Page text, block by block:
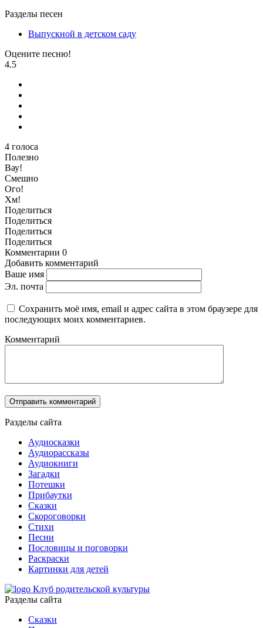
Разделы песен
Выпускной в детском саду
Оцените песню!
4.5
4 голоса
Полезно
Вау!
Смешно
Ого!
Хм!
Поделиться
Поделиться
Поделиться
Поделиться
Комментарии 0
Добавить комментарий
Ваше имя
Эл. почта
Сохранить моё имя, email и адрес сайта в этом браузере для
последующих моих комментариев.
Комментарий
Разделы сайта
Аудиосказки
Аудиорассказы
Аудиокниги
Загадки
Потешки
Прибаутки
Сказки
Скороговорки
Стихи
Песни
Пословицы и поговорки
Раскраски
Картинки для детей
Клуб родительской культуры
Разделы сайта
Сказки